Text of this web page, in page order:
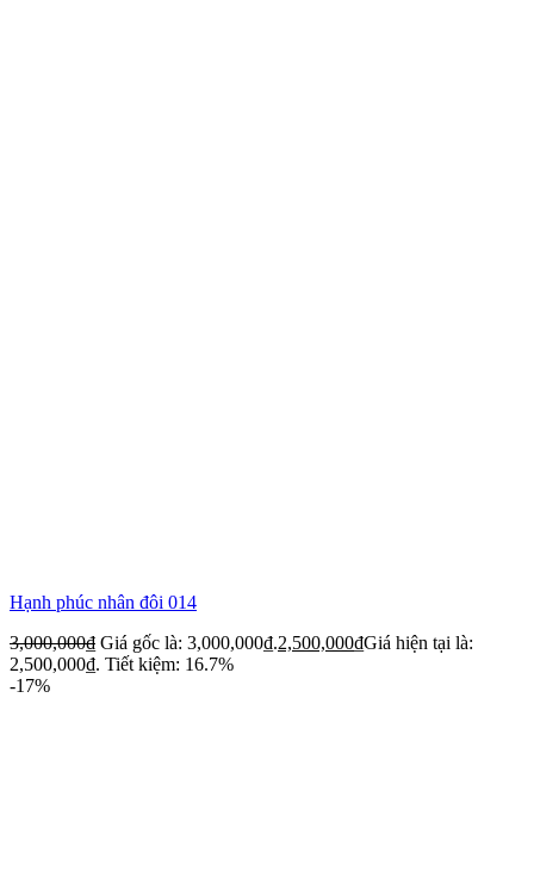
Hạnh phúc nhân đôi 014
3,000,000₫ Giá gốc là: 3,000,000₫.2,500,000₫Giá hiện tại là:
2,500,000₫. Tiết kiệm: 16.7%
-17%